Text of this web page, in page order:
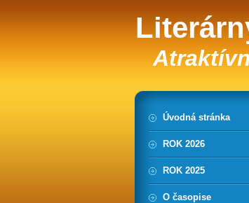
Úvodná stránka
ROK 2026
ROK 2025
O časopise